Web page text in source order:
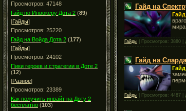
Просмотров: 47148
Гайд по Инвокеру Дота 2 (89)
[Гайды]
Просмотров: 25220
Гайд на Войда Дота 2 (177)
[Гайды]
Просмотров: 24102
Пики героев и стратегии в Доте 2
(12)
[Разное]
Просмотров: 23389
Как получить инвайт на Доту 2
бесплатно (103)
Гайд на
мира
Гайды | Просмотров: 3880 |
Гайд на
Гайды | Просмотров: 4487 |